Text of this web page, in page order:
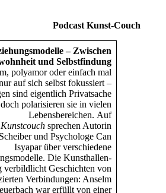
Buchtipps von Prof. Uli Rothfuss
Podcast Kunst-Couch
– Zwischen
und Selbstfindung
polyamor oder einfach mal
auf sich selbst fokussiert –
sind eigentlich Privatsache
polarisieren sie in vielen
Lebensbereichen. Auf
Kunstcouchsprechen Autorin
und Psychologe Can
Isyapar über verschiedene
Die Kunsthallen-
verbildlicht Geschichten von
Verbindungen: Anselm
war erfüllt von einer